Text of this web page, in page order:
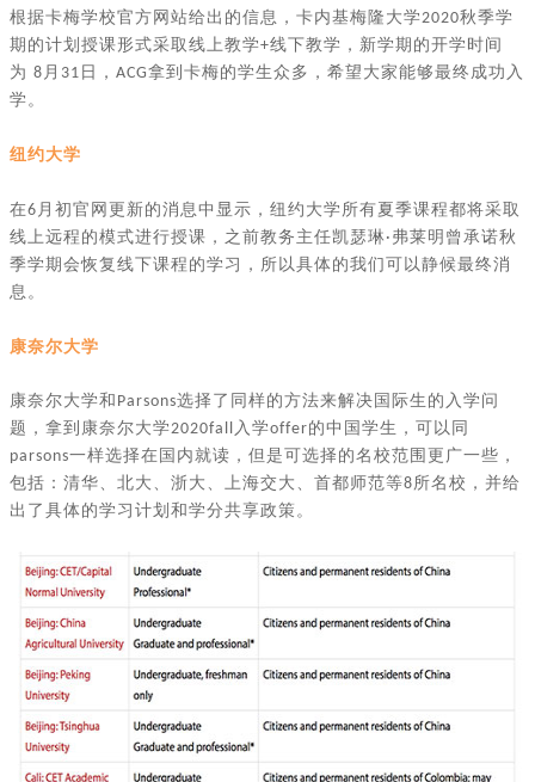
根据卡梅学校官方网站给出的信息，卡内基梅隆大学2020秋季学
期的计划授课形式采取线上教学+线下教学，新学期的开学时间
为 8 月 31 日， ACG拿到卡梅的学生众多，希望大家能够最终成功入
学。
纽约大学
在6 月初官网更新的消息中显示，纽约大学所有夏季课程都将采取
线上远程的模式进行授课，之前教务主任凯瑟琳 · 弗莱明曾承诺秋
季学期会恢复线下课程的学习，所以具体的我们可以静候最终消
息。
康奈尔大学
康奈尔大学和 Parsons选择了同样的方法来解决国际生的入学问
题，拿到康奈尔大学2020fall 入学offer的中国学生，可以同
parsons一样选择在国内就读，但是可选择的名校范围更广一些，
包括：清华、北大、浙大、上海交大、首都师范等8所名校，并给
出了具体的学习计划和学分共享政策。